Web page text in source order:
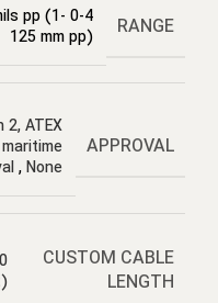
RANGE
0-4 mils pp (1-100 mm pp)
pp (1-
125 mm pp)
APPROVAL
2, ATEX
,None
CUSTOM CABLE
LENGTH